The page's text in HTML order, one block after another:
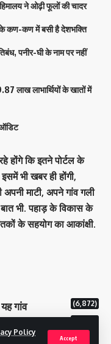
Policy
Accept
ने ओढ़ी फूलों की चादर
के कण-कण में बसी है देशभक्ति
पनीर-घी के नाम पर नहीं
लाख लाभार्थियों के खातों में
ऑडिट
होंगे कि इतने पोर्टल के
भी खबर ही होंगी,
माटी, अपने गांव गली
भी. पहाड़ के विकास के
के सहयोग का आकांक्षी.
गांव (6,872)
गए
की संपत्ति (5,204)